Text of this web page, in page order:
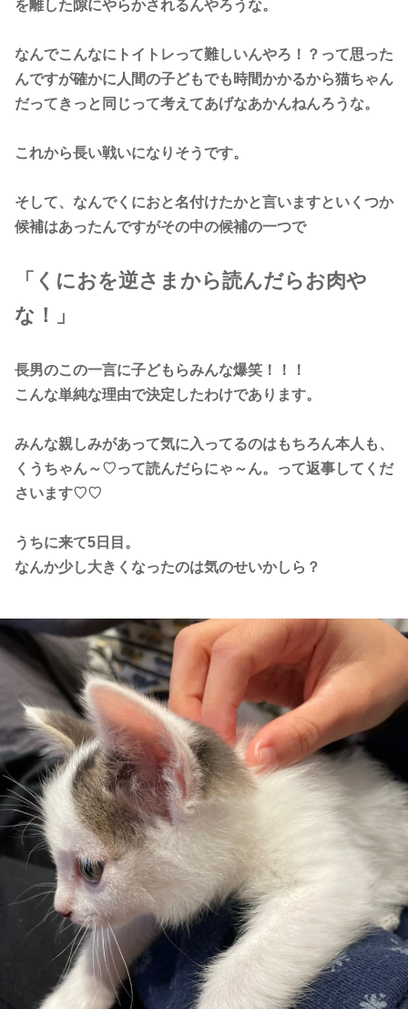
を離した隙にやらかされるんやろうな。
なんでこんなにトイトレって難しいんやろ！？って思った
んですが確かに人間の子どもでも時間かかるから猫ちゃん
だってきっと同じって考えてあげなあかんねんろうな。
これから長い戦いになりそうです。
そして、なんでくにおと名付けたかと言いますといくつか
候補はあったんですがその中の候補の一つで
「くにおを逆さまから読んだらお肉や
な！」
長男のこの一言に子どもらみんな爆笑！！！
こんな単純な理由で決定したわけであります。
みんな親しみがあって気に入ってるのはもちろん本人も、
くうちゃん～♡って読んだらにゃ～ん。って返事してくだ
さいます♡♡
うちに来て5日目。
なんか少し大きくなったのは気のせいかしら？